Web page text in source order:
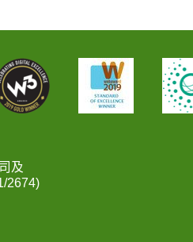
及
2674)